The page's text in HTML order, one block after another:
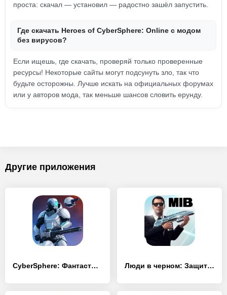
проста: скачал — установил — радостно зашёл запустить.
Где скачать Heroes of CyberSphere: Online с модом
без вирусов?
Если ищешь, где скачать, проверяй только проверенные
ресурсы! Некоторые сайты могут подсунуть зло, так что
будьте осторожны. Лучше искать на официальных форумах
или у авторов мода, так меньше шансов словить ерунду.
Другие приложения
CyberSphere: Фантастический шутер от 3 лица Люди в черном: Защитники галактики